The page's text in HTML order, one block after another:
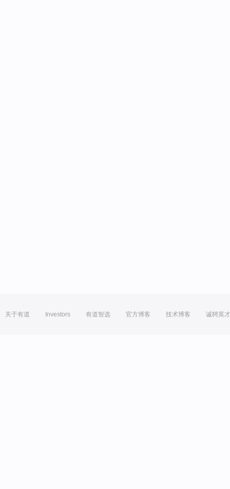
关于有道 Investors 有道智选 官方博客 技术博客 诚聘英才